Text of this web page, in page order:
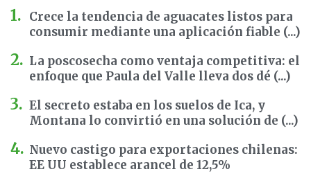
Crece la tendencia de aguacates listos para
consumir mediante una aplicación fiable (...)
La poscosecha como ventaja competitiva: el
enfoque que Paula del Valle lleva dos dé (...)
El secreto estaba en los suelos de Ica, y
Montana lo convirtió en una solución de (...)
Nuevo castigo para exportaciones chilenas:
EE UU establece arancel de 12,5%